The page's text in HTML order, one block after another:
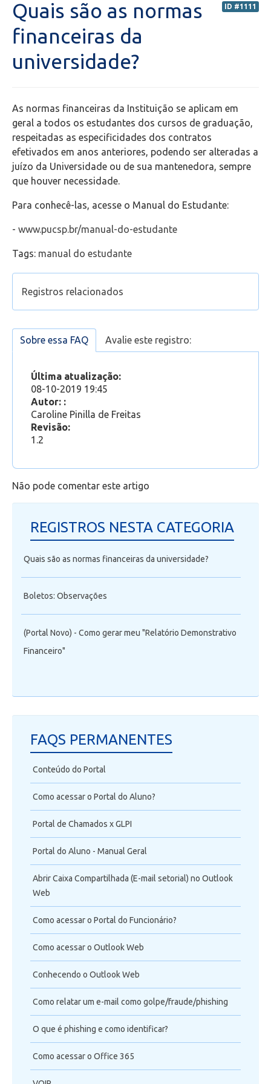
Secretaria de Administração Escolar - SAE
Financeiro
Wifi
Laboratórios
EAD
Videoconferência
Office 365
Intercâmbio
Fluig
Feedz
ID #1111
Quais são as normas
financeiras da
universidade?
As normas financeiras da Instituição se aplicam em
geral a todos os estudantes dos cursos de graduação,
respeitadas as especificidades dos contratos
efetivados em anos anteriores, podendo ser alteradas a
juízo da Universidade ou de sua mantenedora, sempre
que houver necessidade.
Para conhecê-las, acesse o Manual do Estudante:
- www.pucsp.br/manual-do-estudante
Tags: manual do estudante
Registros relacionados
graduação?
Como solicitar a reabertura da matrícula em
graduação?
Boletos: Observações
Portal do Aluno - Manual Geral
Quais são as modalidades de bolsas de estudos
oferecidas na graduação? Como posso tirar
Sobre essa FAQ Avalie este registro:
Última atualização:
08-10-2019 19:45
Autor: :
Caroline Pinilla de Freitas
Revisão:
1.2
Não pode comentar este artigo
REGISTROS NESTA CATEGORIA
Quais são as normas financeiras da universidade?
Boletos: Observações
(Portal Novo) - Como gerar meu "Relatório Demonstrativo
Financeiro"
FAQS PERMANENTES
Conteúdo do Portal
Como acessar o Portal do Aluno?
Portal de Chamados x GLPI
Portal do Aluno - Manual Geral
Abrir Caixa Compartilhada (E-mail setorial) no Outlook
Web
Como acessar o Portal do Funcionário?
Como acessar o Outlook Web
Conhecendo o Outlook Web
Como relatar um e-mail como golpe/fraude/phishing
O que é phishing e como identificar?
Como acessar o Office 365